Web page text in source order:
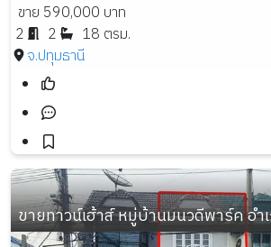
ขาย 590,000 บาท
2
2
18 ตรม.
จ.ปทุมธานี
ขายทาวน์เฮ้าส์ หมู่บ้านมนวดีพาร์ค อ